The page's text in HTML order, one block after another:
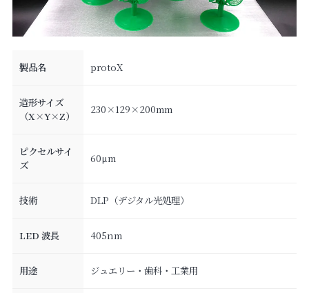
製品名 protoX
造形サイズ
（X×Y×Z）
230×129×200mm
ピクセルサイ
ズ
60µm
技術 DLP（デジタル光処理）
LED 波長 405nm
用途 ジュエリー・歯科・工業用